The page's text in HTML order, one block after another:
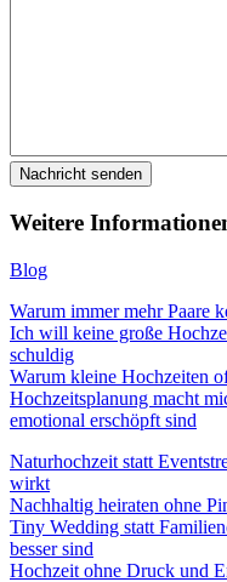
Weitere
Blog
Warum immer mehr Paare
Ich will keine große
schuldig
Warum kleine Hochzeiten
Hochzeitsplanung macht
emotional erschöpft sind
Naturhochzeit statt
wirkt
Nachhaltig heiraten ohne
Tiny Wedding statt
besser sind
Hochzeit ohne Druck und